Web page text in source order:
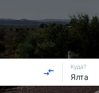
Куда?